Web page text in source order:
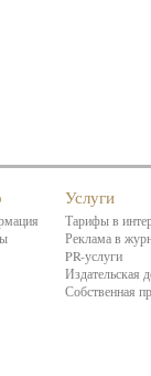
Услуги
Тарифы в
Реклама в
PR-услуги
Издательская
Собственная